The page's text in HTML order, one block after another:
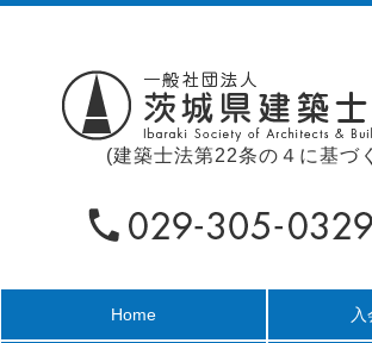
(建築士法第22条の４に基づ
Home